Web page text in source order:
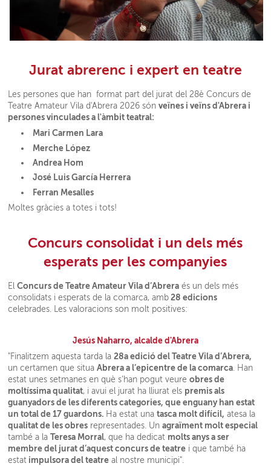
Jurat abrerenc i expert en teatre
Les persones que han format part del jurat del 28è Concurs de
Teatre Amateur Vila d'Abrera 2026 sónveïnes i veïns d'Abrera i
persones vinculades a l'àmbit teatral:
Mari Carmen Lara
Merche López
Andrea Hom
José Luis García Herrera
Ferran Mesalles
Moltes gràcies a totes i tots!
Concurs consolidat i un dels més
esperats per les companyies
ElConcurs de Teatre Amateur Vila d’Abrera és un dels més
consolidats i esperats de la comarca, amb 28 edicions
celebrades. Les valoracions son molt positives:
Jesús Naharro, alcalde d'Abrera
"Finalitzem aquesta tarda la28a edició del Teatre Vila d’Abrera,
un certamen que situaAbrera a l’epicentre de la comarca. Han
estat unes setmanes en què s’han pogut veureobres de
moltíssima qualitat, i avui el jurat ha lliurat els premis als
guanyadors de les diferents categories, que enguany han estat
un total de 17 guardons. Ha estat unatasca molt difícil, atesa la
qualitat de les obres representades. Unagraïment molt especial
també a laTeresa Morral, que ha dedicat molts anys a ser
membre del jurat d’aquest concurs de teatre i que també ha
estat impulsora del teatre al nostre municipi".